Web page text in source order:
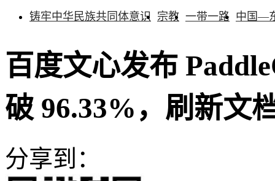
铸牢中华民族共同体意识 宗教 一带一路 中国—
百度文心发布
破 96.33%，刷新文
分享到：